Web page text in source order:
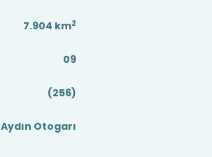
7.904 km2
09
(256)
Aydın Otogarı